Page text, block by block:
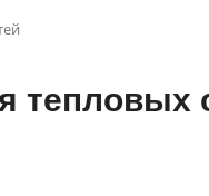
тепловых